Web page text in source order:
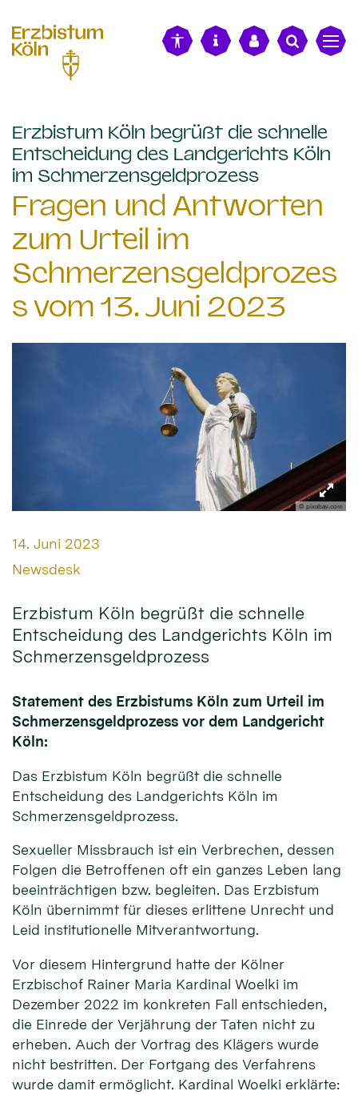
Erzbistum Köln begrüßt die schnelle
Entscheidung des Landgerichts Köln
im Schmerzensgeldprozess:
Fragen und Antworten
zum Urteil im
Schmerzensgeldprozes
s vom 13. Juni 2023
© pixabay.com
Datum:
14. Juni 2023
Von:
Newsdesk
Erzbistum Köln begrüßt die schnelle
Entscheidung des Landgerichts Köln im
Schmerzensgeldprozess
Statement des Erzbistums Köln zum Urteil im
Schmerzensgeldprozess vor dem Landgericht
Köln:
Das Erzbistum Köln begrüßt die schnelle
Entscheidung des Landgerichts Köln im
Schmerzensgeldprozess.
Sexueller Missbrauch ist ein Verbrechen, dessen
Folgen die Betroffenen oft ein ganzes Leben lang
beeinträchtigen bzw. begleiten. Das Erzbistum
Köln übernimmt für dieses erlittene Unrecht und
Leid institutionelle Mitverantwortung.
Vor diesem Hintergrund hatte der Kölner
Erzbischof Rainer Maria Kardinal Woelki im
Dezember 2022 im konkreten Fall entschieden,
die Einrede der Verjährung der Taten nicht zu
erheben. Auch der Vortrag des Klägers wurde
nicht bestritten. Der Fortgang des Verfahrens
wurde damit ermöglicht. Kardinal Woelki erklärte: